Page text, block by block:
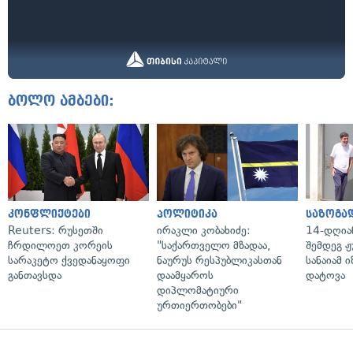
ბოლო ამბები:
კონფლიქტები
Reuters: რუსეთში
ჩრდილოეთ კორეის
სარაკეტო ქვედანაყოფი
განთავსდა
პოლიტიკა
ირაკლი კობახიძე:
"საქართველო მზადაა,
ნაურუს რესპუბლიკასთან
დაამყაროს
დიპლომატიური
ურთიერთობები"
14-
შემდეგ
დატოვა